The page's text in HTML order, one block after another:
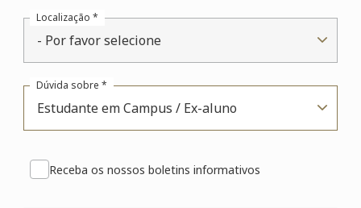
- Por favor selecione
Localização *
Estudante em Campus / Ex-aluno
Dúvida sobre *
Receba os nossos boletins informativos